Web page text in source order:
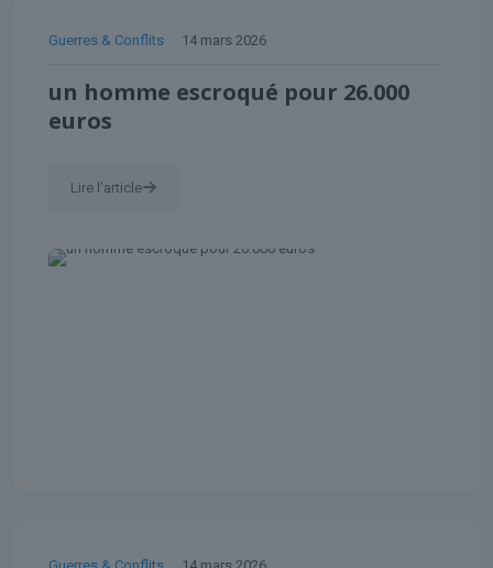
Guerres & Conflits 14 mars 2026
un homme escroqué pour 26.000
euros
Lire l'article